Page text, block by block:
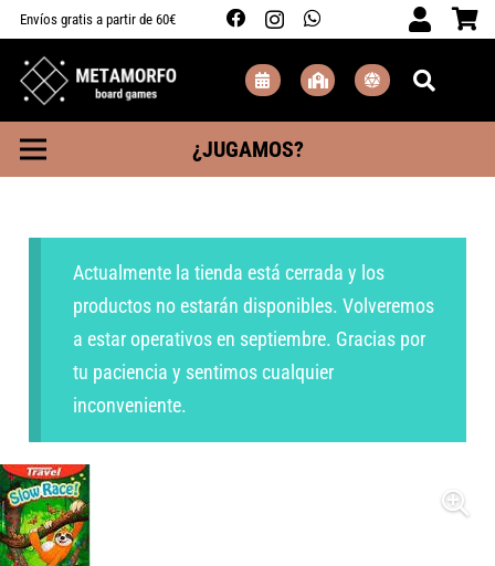
Envíos gratis a partir de 60€
¿JUGAMOS?
Actualmente la tienda está cerrada y los
productos no estarán disponibles. Volveremos
a estar operativos en septiembre. Gracias por
tu paciencia y sentimos cualquier
inconveniente.